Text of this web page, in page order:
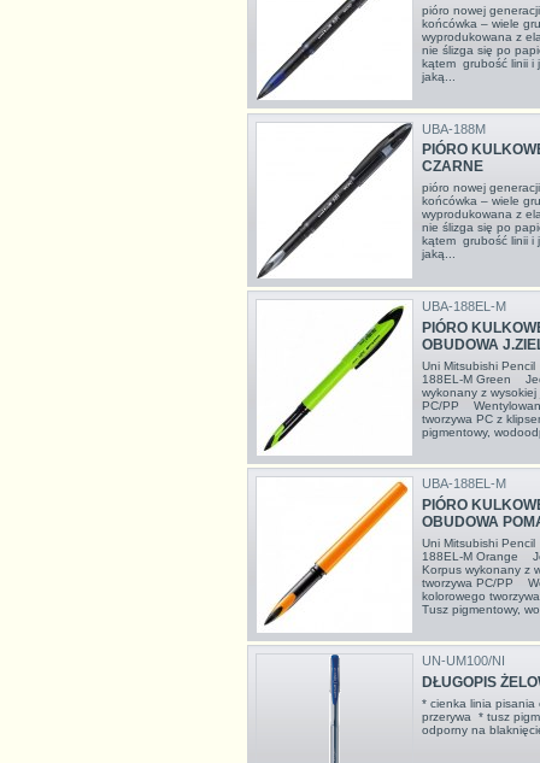
pióro nowej
końcówka – wiele
wyprodukowana z
nie ślizga się po
kątem grubość linii i
jaką...
UBA-188M
PIÓRO
CZARNE
pióro nowej
końcówka – wiele
wyprodukowana z
nie ślizga się po
kątem grubość linii i
jaką...
UBA-188EL-M
PIÓRO
OBUDOWA
Uni Mitsubishi Pencil
188EL-M Green
wykonany z
PC/PP
tworzywa PC z
pigmentowy,
UBA-188EL-M
PIÓRO
OBUDOWA
Uni Mitsubishi Pencil
188EL-M Orange
Korpus wykonany z
tworzywa PC/PP
kolorowego
Tusz pigmentowy,
UN-UM100/NI
DŁUGOPIS
* cienka linia pisania
przerywa * tusz
odporny na